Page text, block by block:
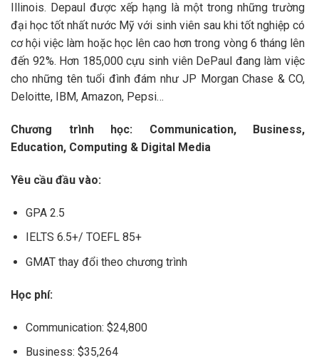
Illinois. Depaul được xếp hạng là một trong những trường
đại học tốt nhất nước Mỹ với sinh viên sau khi tốt nghiệp có
cơ hội việc làm hoặc học lên cao hơn trong vòng 6 tháng lên
đến 92%. Hơn 185,000 cựu sinh viên DePaul đang làm việc
cho những tên tuổi đình đám như JP Morgan Chase & CO,
Deloitte, IBM, Amazon, Pepsi…
Chương trình học: Communication, Business,
Education, Computing & Digital Media
Yêu cầu đầu vào:
GPA 2.5
IELTS 6.5+/ TOEFL 85+
GMAT thay đổi theo chương trình
Học phí:
Communication: $24,800
Business: $35,264